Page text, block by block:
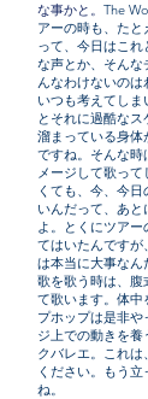
な事かと。 The
アーの時も、た
って、今日はこ
な声とか、そんな
んなわけないの
いつも考えてし
とそれに過酷な
溜まっている身体
ですね。そんな時
メージして歌っ
くても、今、今
いんだって、あ
よ。とくにツア
てはいたんですが
は本当に大事なん
歌を歌う時は、腹
て歌います。体中
プホップは是非
ジ上での動きを養
クバレエ。これ
ください。もう
ね。